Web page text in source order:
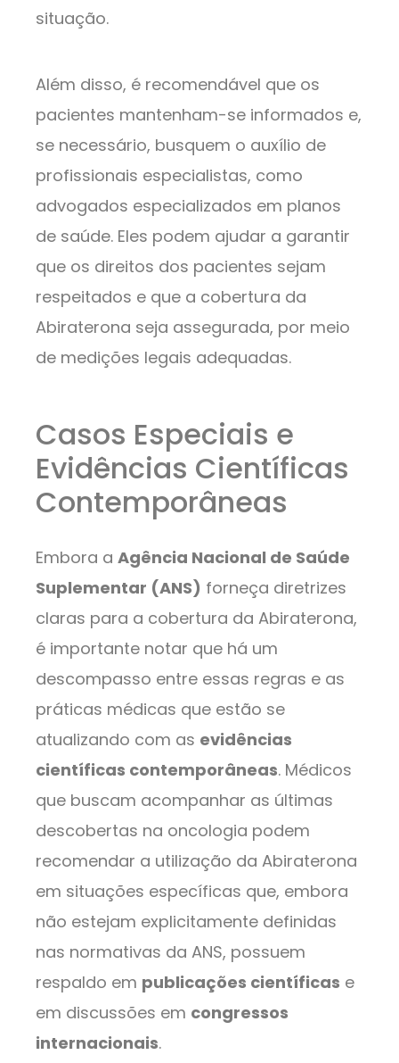
situação.
Além disso, é recomendável que os
pacientes mantenham-se informados e,
se necessário, busquem o auxílio de
profissionais especialistas, como
advogados especializados em planos
de saúde. Eles podem ajudar a garantir
que os direitos dos pacientes sejam
respeitados e que a cobertura da
Abiraterona seja assegurada, por meio
de medições legais adequadas.
Casos Especiais e
Evidências Científicas
Contemporâneas
Embora a Agência Nacional de Saúde
Suplementar (ANS) forneça diretrizes
claras para a cobertura da Abiraterona,
é importante notar que há um
descompasso entre essas regras e as
práticas médicas que estão se
atualizando com as evidências
científicas contemporâneas. Médicos
que buscam acompanhar as últimas
descobertas na oncologia podem
recomendar a utilização da Abiraterona
em situações específicas que, embora
não estejam explicitamente definidas
nas normativas da ANS, possuem
respaldo em publicações científicas e
em discussões em congressos
internacionais.